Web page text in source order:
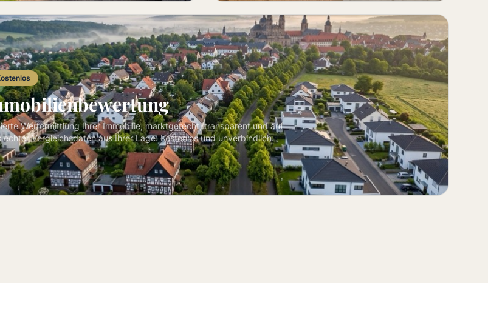
Wertermittlung Ihrer Immobilie, marktgerecht, transparent und auf
echter Vergleichsdaten aus Ihrer Lage. Kostenlos und unverbindlich.